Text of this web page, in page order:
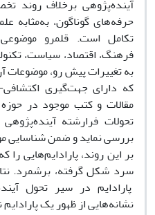
آینده‌‌پژوهی برخلاف
حرفه‌های گوناگون، به‌مثابه
تکامل است. قلمرو
فرهنگ، اقتصاد، سیاست،
به تغییرات پیش رو، موضوعات
که دارای جهت‌گیری
مقالات و کتب موجود در
بررسی نماید و ضمن شناسایی
بر این روند، پارادایم‌هایی
سرد شکل گرفته، برشمرد.
پارادایم در سیر تحول
نشانه‌‌هایی از ظهور یک